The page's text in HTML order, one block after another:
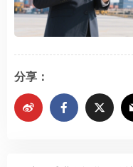
分享：